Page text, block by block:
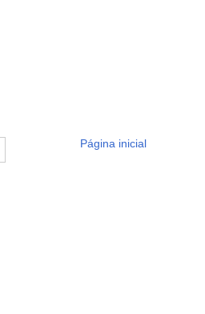
Página inicial